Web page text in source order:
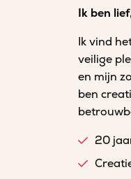
Ik ben
Ik vind
veilige
en mijn
ben
20